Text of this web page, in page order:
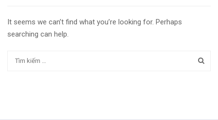
It seems we can’t find what you’re looking for. Perhaps
searching can help.